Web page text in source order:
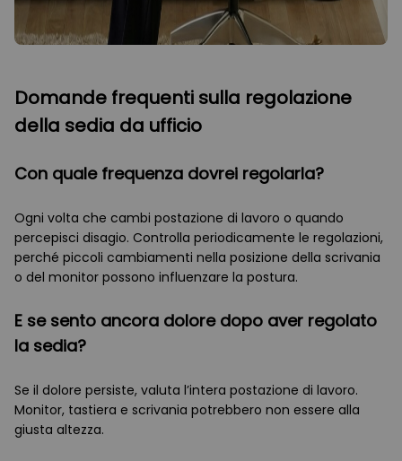
Domande frequenti sulla regolazione
della sedia da ufficio
Con quale frequenza dovrei regolarla?
Ogni volta che cambi postazione di lavoro o quando
percepisci disagio. Controlla periodicamente le regolazioni,
perché piccoli cambiamenti nella posizione della scrivania
o del monitor possono influenzare la postura.
E se sento ancora dolore dopo aver regolato
la sedia?
Se il dolore persiste, valuta l’intera postazione di lavoro.
Monitor, tastiera e scrivania potrebbero non essere alla
giusta altezza.